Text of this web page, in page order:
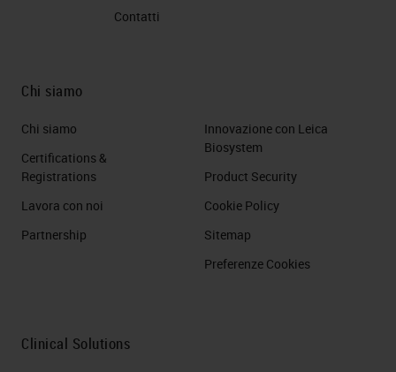
Contatti
Chi siamo
Chi siamo
Certifications &
Registrations
Lavora con noi
Partnership
Innovazione con Leica
Biosystem
Product Security
Cookie Policy
Sitemap
Preferenze Cookies
Clinical Solutions